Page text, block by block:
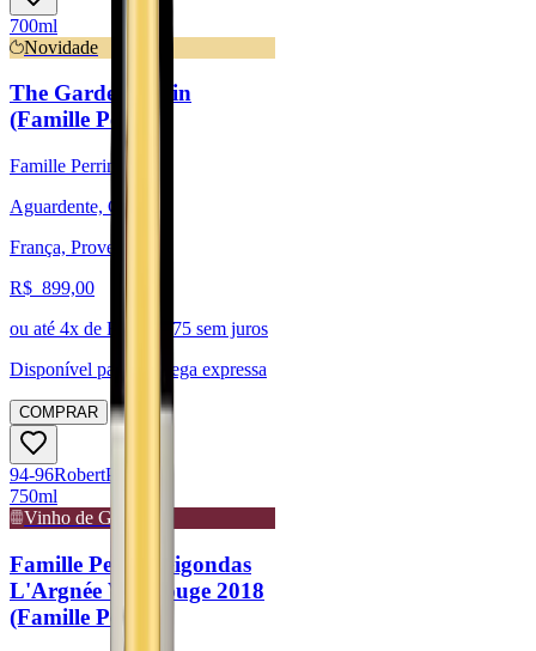
700ml
Novidade
The Gardener Gin
(Famille Perrin)
Famille Perrin
Aguardente, Cortese
França, Provence
R$ 899,00
ou até 4x de R$ 224,75 sem juros
Disponível para:
Entrega expressa
COMPRAR
94-96RobertParker
750ml
Vinho de Guarda
Famille Perrin Gigondas
L'Argnée VV Rouge 2018
(Famille Perrin)